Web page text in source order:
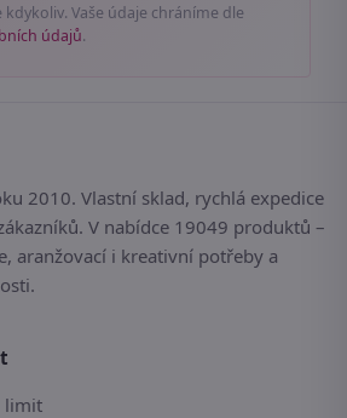
Vaše údaje chráníme dle
údajů.
2010. Vlastní sklad, rychlá expedice
V nabídce 19049 produktů –
aranžovací i kreativní potřeby a
limit